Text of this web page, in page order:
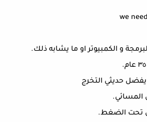
we
و الكمبيوتر او ما يشابه ذلك.
يفضل حديثي التخرج
المسائي.
تحت الضغط.